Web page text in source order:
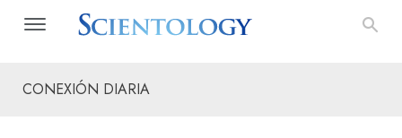
CONEXIÓN DIARIA